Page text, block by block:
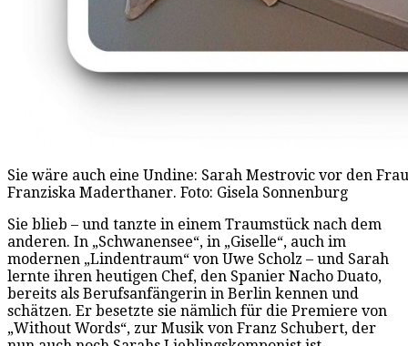
Sie wäre auch eine Undine: Sarah Mestrovic vor den
Franziska Maderthaner. Foto: Gisela Sonnenburg
Sie blieb – und tanzte in einem Traumstück nach dem
anderen. In „Schwanensee“, in „Giselle“, auch im
modernen „Lindentraum“ von Uwe Scholz – und Sarah
lernte ihren heutigen Chef, den Spanier Nacho Duato,
bereits als Berufsanfängerin in Berlin kennen und
schätzen. Er besetzte sie nämlich für die Premiere von
„Without Words“, zur Musik von Franz Schubert, der